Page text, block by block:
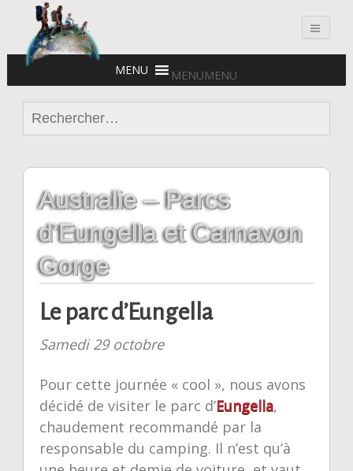
Voyages en famille
MENUMENU
Rechercher :
Australie – Parcs
d’Eungella et Carnavon
Gorge
Le parc d’Eungella
Samedi 29 octobre
Pour cette journée « cool », nous avons
décidé de visiter le parc d’Eungella,
chaudement recommandé par la
responsable du camping. Il n’est qu’à